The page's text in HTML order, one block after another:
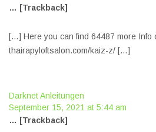
… [Trackback]
[…] Here you can find 64487 more Info
thairapyloftsalon.com/kaiz-z/ […]
Darknet Anleitungen
September 15, 2021 at 5:44 am
… [Trackback]